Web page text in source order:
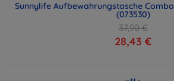
Sunnylife Aufbewahrungstasche
(073530)
37,90 €
28,43 €